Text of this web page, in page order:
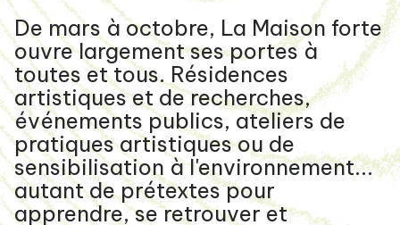
De mars à octobre, La Maison forte
ouvre largement ses portes à
toutes et tous. Résidences
artistiques et de recherches,
événements publics, ateliers de
pratiques artistiques ou de
sensibilisation à l'environnement...
autant de prétextes pour
apprendre, se retrouver et